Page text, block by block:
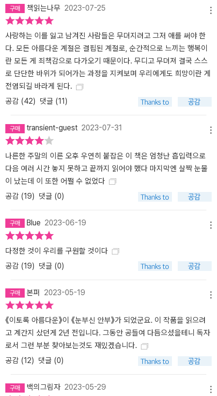
던 일상을 조금씩 재가동한다. “정말 어찌할 바를 모르겠을 정도의 아
름다움이지?” 나는 갑작스러운 말에 흠칫 놀라 선자 이모를 돌아다보
았다. 선자 이모의 시선은 내가 아니라 흰빛이 너울대는 나무 아래서
사진을 찍고 있는 사람들 쪽을 향하고 있었다. “내년에도 이렇게 아름
다운 걸 볼 수 있을 테니 살아야지 하는 마음이 들 정도로 아름답지?”
언제나 표정이 적어 화난 것처럼 보이던 선자 이모의 얼굴에 드리워
진 꽃그늘이 바람이 불 때마다 레이스처럼 어른거렸다. 마리아 이모
가 우리를 웃기기 위해 일부러 우스꽝스러운 포즈를 취할 때마다 꽃
물이 번지듯 환해지던 선자 이모의 얼굴.(74쪽) 마리아 이모의 딸 ‘레
나’, 선자 이모의 아들 ‘한수’를 사귄 후 해미의 독일 생활은 더욱 찬란
히 빛나기 시작한다. 한수가 해미와 레나에게 비밀스러운 부탁을 해
오면서 세 아이의 우정은 한결 끈끈해지는데, 그 부탁이란 한수의 엄
마인 선자 이모의 첫사랑을 함께 찾아달라는 것이다. 아이들은 첫사
랑의 정체에 대한 단서를 찾기 위해 선자 이모의 일기를 몰래 읽어나
는 시간 동안 간직해온 애달픈 사랑 이야기가 흩어져 있다. 하지만 확
온갖 추리와 상상을 펼치며 친구들과 몰려다니는 동안, 해미는 점차
밝고 천진한 모습을 되찾아간다. 나는 도시를 조금씩 좋아하게 되었
으며, 그곳이 내 자리라고 느끼기 시작했다. 마침내 우리 가족도 행복
에 거의 가까워져 있는 것 같았다. 그건 언니가 떠오르면 죄책감이 느
언니에게 말을 걸어야 했을 만큼의 행복. “언니, 사람의 마음엔 대체
무슨 힘이 있어서 결국엔 자꾸자꾸 나아지는 쪽으로 뻗어가?”(109
쪽) 그러나 자신이 있을 곳을 드디어 마련했다는 따스한 안도감도 잠
시, 한국에 외환위기가 닥친 1997년, 해미는 또 한번 커다란 상실을
겪은 채 한국으로 돌아오게 된다. 시간이 흘러 어른이 된 해미는 여전
류를 자제하며 지내던 해미는 어느 날 대학 동창이면서 미묘한 연애
마음을 열기 위해 적극적으로 다가오는 우재로 인해 타인을 향한 해
책읽는나무 2023-07-25
사랑하는 이를 잃고 남겨진 사람들은 무뎌지려고 그저 애를 써야 한
다. 모든 아름다운 계절은 결핍된 계절로, 순간적으로 느끼는 행복이
란 모든 게 죄책감으로 다가오기 때문이다. 무디고 무뎌져 결국 스스
로 단단한 바위가 되어가는 과정을 지켜보며 우리에게도 희망이란 게
전염되길 바라게 된다.
공감 (42) 댓글 (11)
transient-guest 2023-07-31
나른한 주말의 이른 오후 우연히 붙잡은 이 책은 엄청난 흡입력으로
다음 여러 시간 놓지 못하고 끝까지 읽어야 했다 마지막엔 살짝 눈물
이 났는데 이 또한 어쩔 수 없었다
공감 (19) 댓글 (0)
Blue 2023-06-19
다정한 것이 우리를 구원할 것이다
공감 (19) 댓글 (0)
본퍼 2023-05-19
《이토록 아름다운》이 《눈부신 안부》가 되었군요. 이 작품을 읽으려
고 계간지 샀던게 2년 전입니다. 그동안 공들여 다듬으셨을테니 독자
로서 그런 부분 찾아보는것도 재밌겠습니다.
공감 (12) 댓글 (0)
백의그림자 2023-05-29